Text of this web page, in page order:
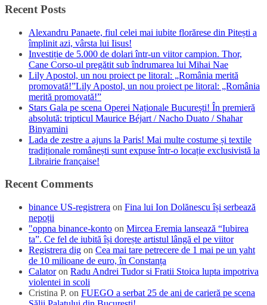
Recent Posts
Alexandru Panaete, fiul celei mai iubite florărese din Pitești a
împlinit azi, vârsta lui Iisus!
Investiție de 5.000 de dolari într-un viitor campion. Thor,
Cane Corso-ul pregătit sub îndrumarea lui Mihai Nae
Lily Apostol, un nou proiect pe litoral: „România merită
promovată!”Lily Apostol, un nou proiect pe litoral: „România
merită promovată!”
Stars Gala pe scena Operei Naționale București! În premieră
absolută: tripticul Maurice Béjart / Nacho Duato / Shahar
Binyamini
Lada de zestre a ajuns la Paris! Mai multe costume și textile
tradiționale românești sunt expuse într-o locație exclusivistă la
Librairie française!
Recent Comments
binance US-registrera on Fina lui Ion Dolănescu își serbează
nepoții
"oppna binance-konto on Mircea Eremia lansează “Iubirea
ta”. Ce fel de iubită își dorește artistul lângă el pe viitor
Registrera dig on Cea mai tare petrecere de 1 mai pe un yaht
de 10 milioane de euro, în Constanța
Calatoron Radu Andrei Tudor si Fratii Stoica lupta impotriva
violentei in scoli
Cristina P. on FUEGO a serbat 25 de ani de carieră pe scena